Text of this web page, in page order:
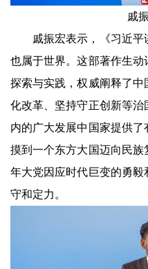
戚
戚振宏表示，《习近平
也属于世界。这部著作生
探索与实践，权威阐释了
化改革、坚持守正创新等
内的广大发展中国家提供
摸到一个东方大国迈向民
年大党因应时代巨变的勇
守和定力。